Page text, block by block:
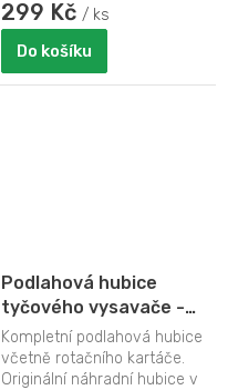
299 Kč / ks
Do košíku
Podlahová hubice
tyčového vysavače -
DOMO DO42101SV-1
Kompletní podlahová hubice
včetně rotačního kartáče.
Originální náhradní hubice v